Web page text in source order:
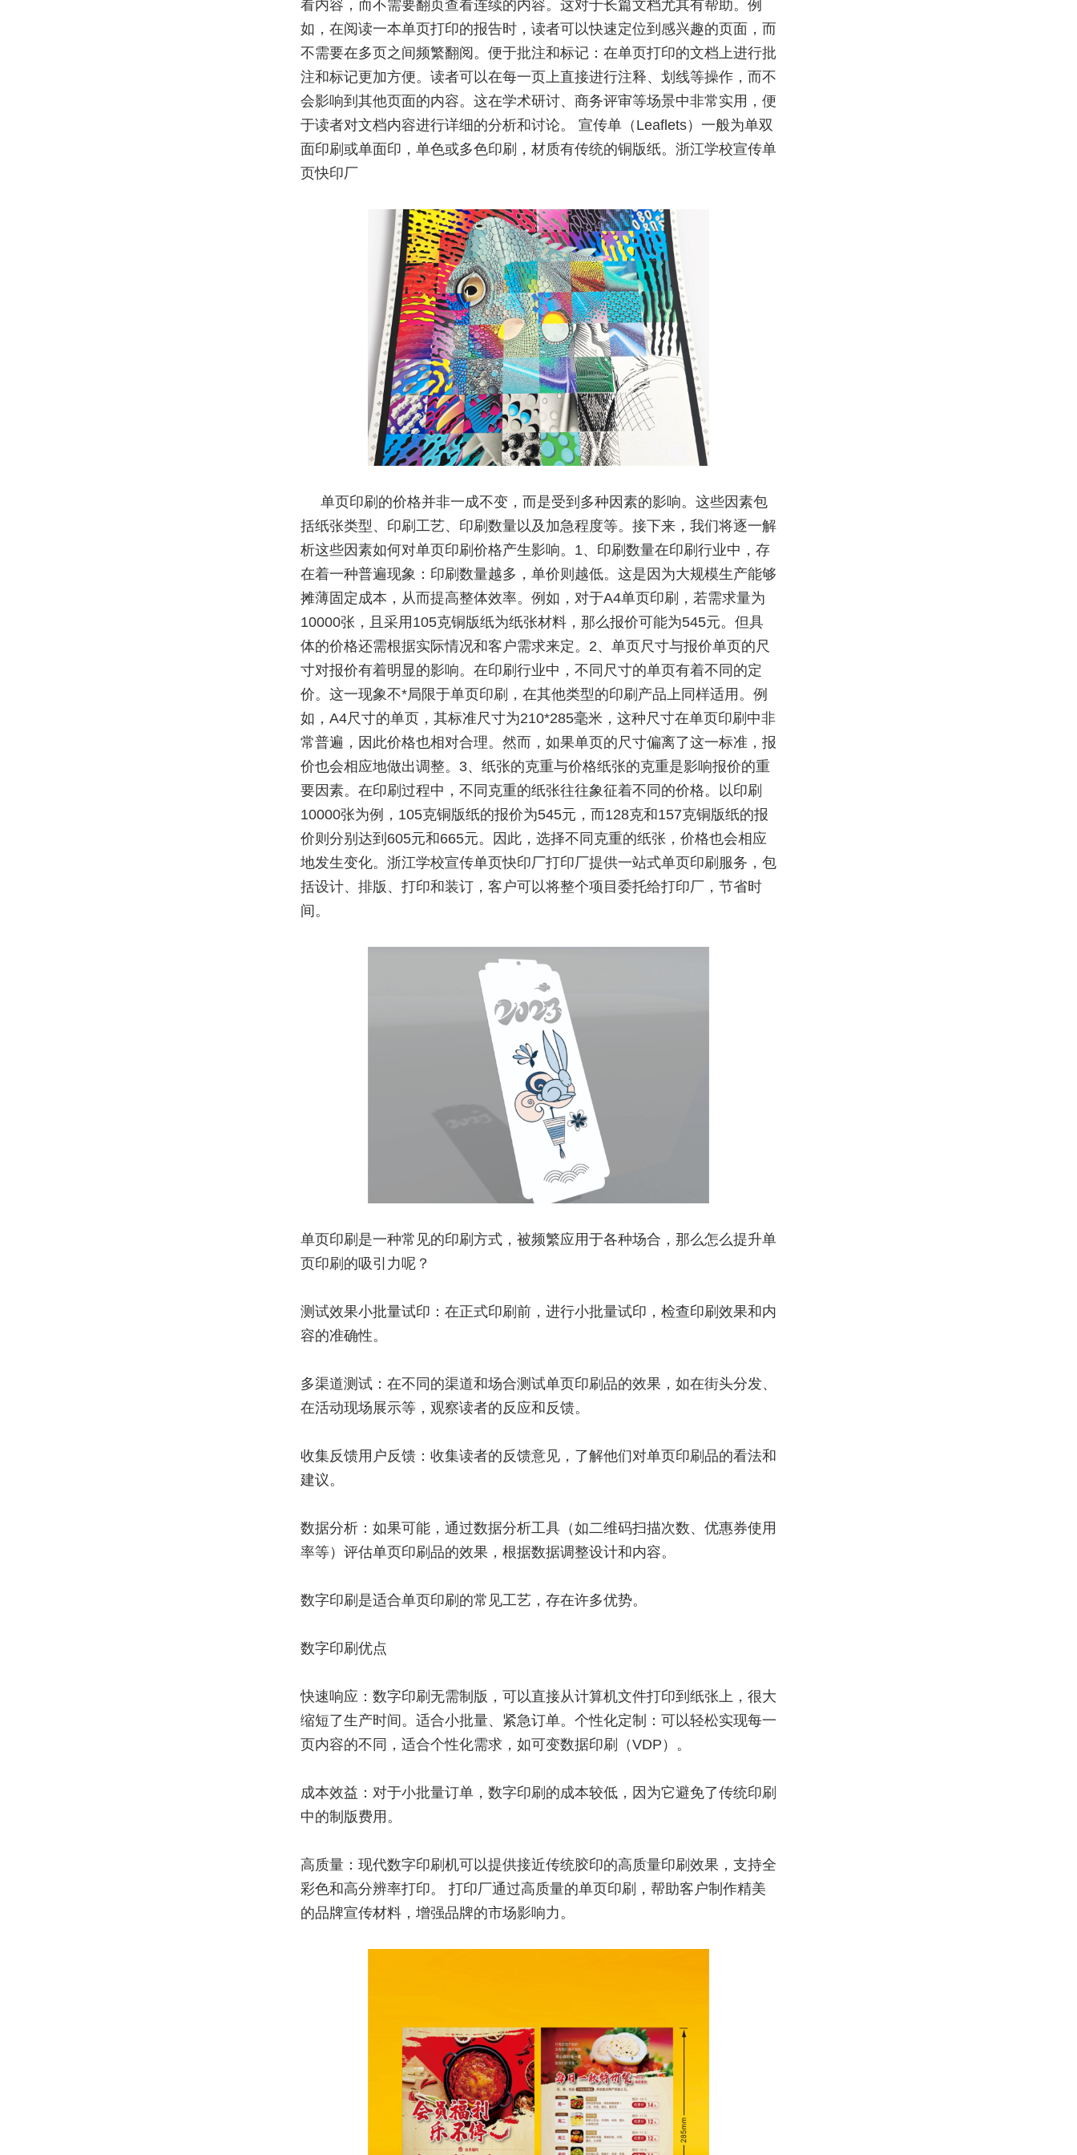
看内容，而不需要翻页查看连续的内容。这对于长篇文档尤其有帮助。例
如，在阅读一本单页打印的报告时，读者可以快速定位到感兴趣的页面，而
不需要在多页之间频繁翻阅。便于批注和标记：在单页打印的文档上进行批
注和标记更加方便。读者可以在每一页上直接进行注释、划线等操作，而不
会影响到其他页面的内容。这在学术研讨、商务评审等场景中非常实用，便
于读者对文档内容进行详细的分析和讨论。 宣传单（Leaflets）一般为单双
面印刷或单面印，单色或多色印刷，材质有传统的铜版纸。浙江学校宣传单
页快印厂
单页印刷的价格并非一成不变，而是受到多种因素的影响。这些因素包
括纸张类型、印刷工艺、印刷数量以及加急程度等。接下来，我们将逐一解
析这些因素如何对单页印刷价格产生影响。1、印刷数量在印刷行业中，存
在着一种普遍现象：印刷数量越多，单价则越低。这是因为大规模生产能够
摊薄固定成本，从而提高整体效率。例如，对于A4单页印刷，若需求量为
10000张，且采用105克铜版纸为纸张材料，那么报价可能为545元。但具
体的价格还需根据实际情况和客户需求来定。2、单页尺寸与报价单页的尺
寸对报价有着明显的影响。在印刷行业中，不同尺寸的单页有着不同的定
价。这一现象不*局限于单页印刷，在其他类型的印刷产品上同样适用。例
如，A4尺寸的单页，其标准尺寸为210*285毫米，这种尺寸在单页印刷中非
常普遍，因此价格也相对合理。然而，如果单页的尺寸偏离了这一标准，报
价也会相应地做出调整。3、纸张的克重与价格纸张的克重是影响报价的重
要因素。在印刷过程中，不同克重的纸张往往象征着不同的价格。以印刷
10000张为例，105克铜版纸的报价为545元，而128克和157克铜版纸的报
价则分别达到605元和665元。因此，选择不同克重的纸张，价格也会相应
地发生变化。浙江学校宣传单页快印厂打印厂提供一站式单页印刷服务，包
括设计、排版、打印和装订，客户可以将整个项目委托给打印厂，节省时
间。
单页印刷是一种常见的印刷方式，被频繁应用于各种场合，那么怎么提升单
页印刷的吸引力呢？
测试效果小批量试印：在正式印刷前，进行小批量试印，检查印刷效果和内
容的准确性。
多渠道测试：在不同的渠道和场合测试单页印刷品的效果，如在街头分发、
在活动现场展示等，观察读者的反应和反馈。
收集反馈用户反馈：收集读者的反馈意见，了解他们对单页印刷品的看法和
建议。
数据分析：如果可能，通过数据分析工具（如二维码扫描次数、优惠券使用
率等）评估单页印刷品的效果，根据数据调整设计和内容。
数字印刷是适合单页印刷的常见工艺，存在许多优势。
数字印刷优点
快速响应：数字印刷无需制版，可以直接从计算机文件打印到纸张上， 很大
缩短了生产时间。适合小批量、紧急订单。个性化定制：可以轻松实现每一
页内容的不同，适合个性化需求，如可变数据印刷（VDP）。
成本效益：对于小批量订单，数字印刷的成本较低，因为它避免了传统印刷
中的制版费用。
高质量：现代数字印刷机可以提供接近传统胶印的高质量印刷效果，支持全
彩色和高分辨率打印。 打印厂通过高质量的单页印刷，帮助客户制作精美
的品牌宣传材料，增强品牌的市场影响力。